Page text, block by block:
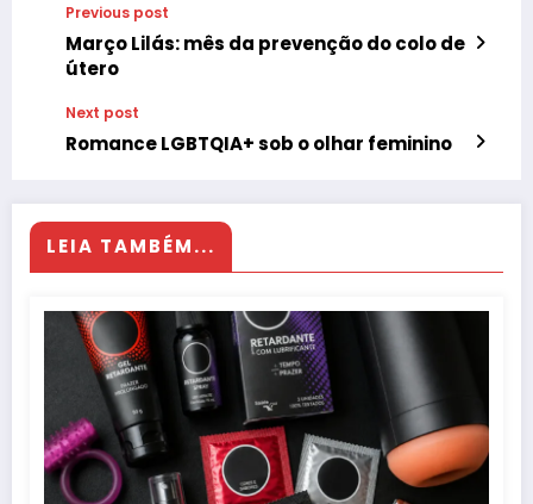
Previous post
Março Lilás: mês da prevenção do colo de
útero
Next post
Romance LGBTQIA+ sob o olhar feminino
LEIA TAMBÉM...